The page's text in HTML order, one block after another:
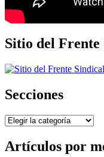
Sitio del
Secciones
Secciones
Artículos por